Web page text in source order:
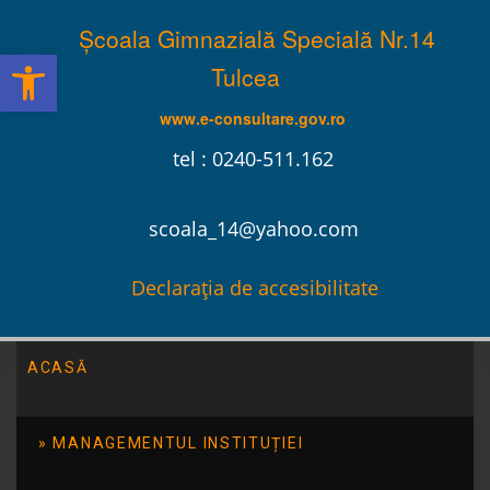
Școala Gimnazială Specială Nr.14
Tulcea
www.e-consultare.gov.ro
tel : 0240-511.162
scoala_14@yahoo.com
Declarația de accesibilitate
ACASĂ
MANAGEMENTUL INSTITUȚIEI
la nivelul Școlii Gimnaziale Speciale nr.14 Tulcea
Deschide bara de unelte